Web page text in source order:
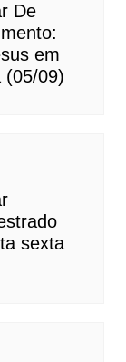
De
em
(05/09)
sexta